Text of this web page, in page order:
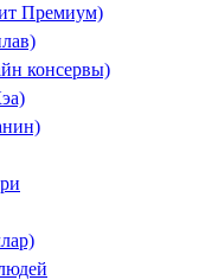
Премиум)
консервы)